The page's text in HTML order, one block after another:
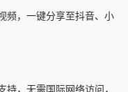
频，一键分享至抖音、小
持，无需国际网络访问，